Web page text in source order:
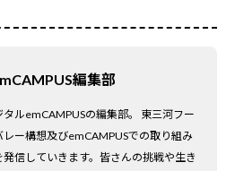
編集部
タルemCAMPUSの編集部。 東三河フー
レー構想及びemCAMPUSでの取り組み
発信していきます。皆さんの挑戦や生き